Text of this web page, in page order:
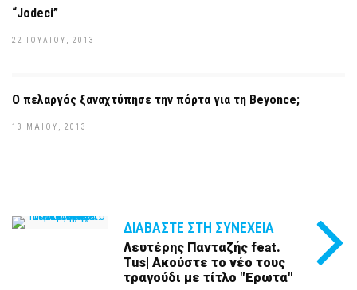
“Jodeci”
22 ΙΟΥΛΊΟΥ, 2013
Ο πελαργός ξαναχτύπησε την πόρτα για τη Beyonce;
13 ΜΑΪ́ΟΥ, 2013
ΔΙΑΒΆΣΤΕ ΣΤΗ ΣΥΝΈΧΕΙΑ
Λευτέρης Πανταζής feat.
Tus| Ακούστε το νέο τους
τραγούδι με τίτλο "Έρωτα"